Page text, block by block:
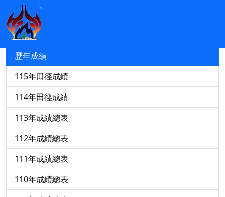
競賽資訊
115年中小運田徑轉播與成績查詢
歷年成績
115年田徑成績
114年田徑成績
113年成績總表
112年成績總表
111年成績總表
110年成績總表